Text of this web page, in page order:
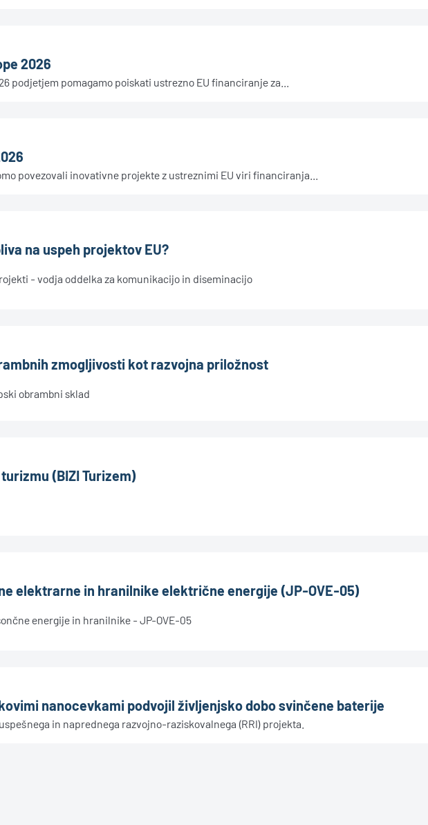
2026
podjetjem pomagamo poiskati ustrezno EU financiranje za...
povezovali inovativne projekte z ustreznimi EU viri financiranja...
na uspeh projektov EU?
- vodja oddelka za komunikacijo in diseminacijo
zmogljivosti kot razvojna priložnost
obrambni sklad
(BIZI Turizem)
elektrarne in hranilnike električne energije (JP-OVE-05)
energije in hranilnike - JP-OVE-05
nanocevkami podvojil življenjsko dobo svinčene baterije
in naprednega razvojno-raziskovalnega (RRI) projekta.